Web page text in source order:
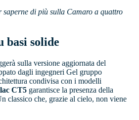
saperne di più sulla Camaro a quattro
basi solide
sulla versione aggiornata del
dagli ingegneri Gel gruppo
condivisa con i modelli
CT5 garantisce la presenza della
classico che, grazie al cielo, non viene